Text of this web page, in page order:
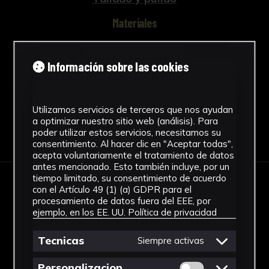
forman parte de la familia de los sítidos,
también conocidos como “trepadores”, cuya
Panadero Martínez (p.71), se trata de un
ruiseñor azul sobre una rama de cerezo.
La otra cara representa otro pájaro posado
sobre una roca y rodeado de vegetación. Tiene
un plumaje anaranjado y blanco, con el pico
rojo y la cabeza coronada de negro. También
es un pájaro pequeño de cola corta.
En esta cara hay una inscripción caligráfica.
El acabado del material resulta suave y
la pieza. El ejemplar corresponde a una
Materiales
Ver más
Descargar Ficha
IMÁGENES
Información sobre las cookies
Utilizamos servicios de terceros que nos ayudan
a optimizar nuestro sitio web (análisis). Para
poder utilizar estos servicios, necesitamos su
consentimiento. Al hacer clic en "Aceptar todas",
acepta voluntariamente el tratamiento de datos
antes mencionado. Esto también incluye, por un
tiempo limitado, su consentimiento de acuerdo
con el Artículo 49 (1) (a) GDPR para el
procesamiento de datos fuera del EEE, por
ejemplo, en los EE. UU. Política de privacidad
Tecnicas Siempre activas